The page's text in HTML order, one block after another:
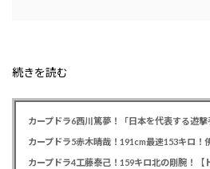
続きを読む
カープドラ4工藤泰己！159キロ北の剛腕！【